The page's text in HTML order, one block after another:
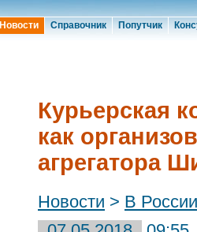
Новости Справочник Попутчик
Курьерская
как
агрегатора
Новости > В России